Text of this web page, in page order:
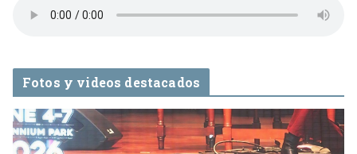
Fotos y videos destacados